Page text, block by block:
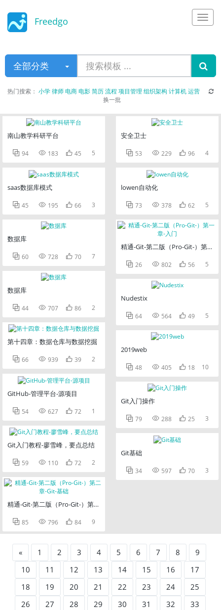
Freedgo
全部分类
热门搜索： 小学律师电商电影简历流程 项目管理 组织架构 计算机运营
换一批
南山教学科研平台
 94  183  45 5
saas数据库模式
 45  195  66 3
数据库
 60  728  70 7
数据库
 44  707  86 2
第十四章：数据仓库与数据挖掘
 66  939  39 2
GitHub-管理平台-源项目
 54  627  72 1
Git入门教程-廖雪峰，要点总结
 59  110  72 2
精通-Git-第二版（Pro-Git-）第二章-Git-基础
 85  796  84 9
安全卫士
 53  229  96 4
lowen自动化
 73  378  62 5
精通-Git-第二版（Pro-Git-）第一
 26  802  56 5
Nudestix
 64  564  49 5
2019web
 48  405  18 10
Git入门操作
 79  288  25 3
Git基础
 34  597  70 3
« 1 2 3 4 5 6 7 8
9
10
11 12 13 14 15 16
17
18
19 20 21 22 23 24
25
26
27 28 29 30 31 32
33